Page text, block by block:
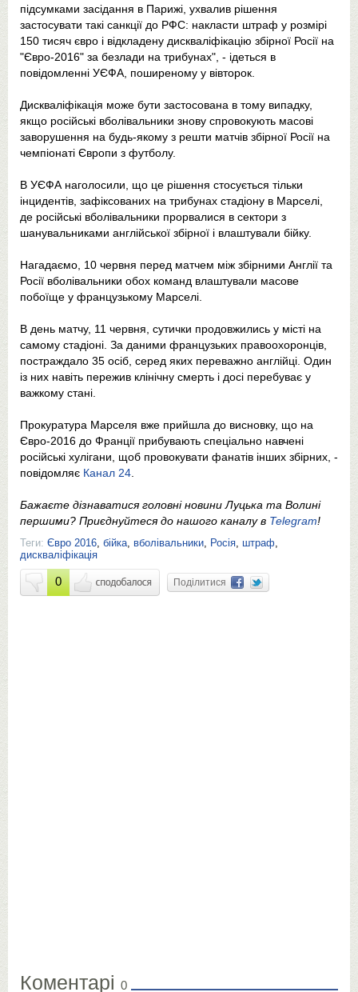
підсумками засідання в Парижі, ухвалив рішення
застосувати такі санкції до РФС: накласти штраф у розмірі
150 тисяч євро і відкладену дискваліфікацію збірної Росії на
"Євро-2016" за безлади на трибунах", - ідеться в
повідомленні УЄФА, поширеному у вівторок.
Дискваліфікація може бути застосована в тому випадку,
якщо російські вболівальники знову спровокують масові
заворушення на будь-якому з решти матчів збірної Росії на
чемпіонаті Європи з футболу.
В УЄФА наголосили, що це рішення стосується тільки
інцидентів, зафіксованих на трибунах стадіону в Марселі,
де російські вболівальники прорвалися в сектори з
шанувальниками англійської збірної і влаштували бійку.
Нагадаємо, 10 червня перед матчем між збірними Англії та
Росії вболівальники обох команд влаштували масове
побоїще у французькому Марселі.
В день матчу, 11 червня, сутички продовжились у місті на
самому стадіоні. За даними французьких правоохоронців,
постраждало 35 осіб, серед яких переважно англійці. Один
із них навіть пережив клінічну смерть і досі перебуває у
важкому стані.
Прокуратура Марселя вже прийшла до висновку, що на
Євро-2016 до Франції прибувають спеціально навчені
російські хулігани, щоб провокувати фанатів інших збірних, -
повідомляє Канал 24
Бажаєте дізнаватися головні новини Луцька та Волині
першими? Приєднуйтеся до нашого каналу в Telegram!
Теги: Євро 2016, бійка, вболівальники, Росія, штраф,
дискваліфікація
0 Поділитися
Коментарі 0